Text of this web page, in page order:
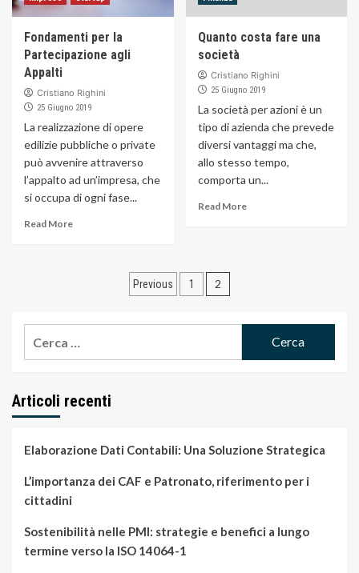
Fondamenti per la
Partecipazione agli
Appalti
Cristiano Righini
25 Giugno 2019
La realizzazione di opere
edilizie pubbliche o private
può avvenire attraverso
l’appalto ad un’impresa, che
si occupa di ogni fase...
Read More
Quanto costa fare una
società
Cristiano Righini
25 Giugno 2019
La società per azioni è un
tipo di azienda che prevede
diversi vantaggi ma che,
allo stesso tempo,
comporta un...
Read More
Navigazione
Previous 1 2
Articoli recenti
Elaborazione Dati Contabili: Una Soluzione Strategica
L’importanza dei CAF e Patronato, riferimento per i
cittadini
Sostenibilità nelle PMI: strategie e benefici a lungo
termine verso la ISO 14064-1